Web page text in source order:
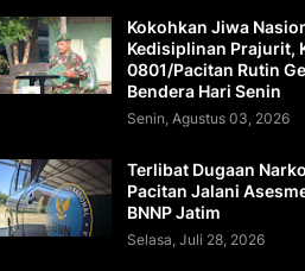
Kokohkan Jiwa
Kedisiplinan Prajurit,
0801/Pacitan Rutin
Bendera Hari Senin
Senin, Agustus 03, 2026
Terlibat Dugaan
Pacitan Jalani
BNNP Jatim
Selasa, Juli 28, 2026